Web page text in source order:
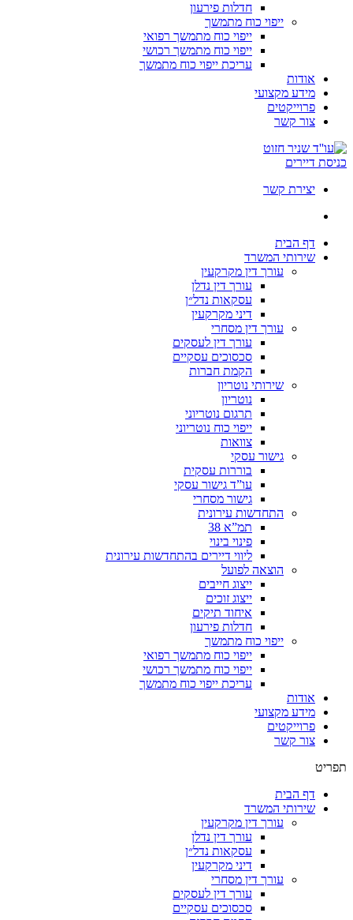
חדלות פירעון
ייפוי כוח מתמשך
ייפוי כוח מתמשך רפואי
ייפוי כוח מתמשך רכושי
עריכת ייפוי כוח מתמשך
אודות
מידע מקצועי
פרוייקטים
צור קשר
כניסת דיירים
יצירת קשר
דף הבית
שירותי המשרד
עורך דין מקרקעין
עורך דין נדלן
עסקאות נדל״ן
דיני מקרקעין
עורך דין מסחרי
עורך דין לעסקים
סכסוכים עסקיים
הקמת חברות
שירותי נוטריון
נוטריון
תרגום נוטריוני
ייפוי כוח נוטריוני
צוואות
גישור עסקי
בוררות עסקית
עו”ד גישור עסקי
גישור מסחרי
התחדשות עירונית
תמ”א 38
פינוי בינוי
ליווי דיירים בהתחדשות עירונית
הוצאה לפועל
ייצוג חייבים
ייצוג זוכים
איחוד תיקים
חדלות פירעון
ייפוי כוח מתמשך
ייפוי כוח מתמשך רפואי
ייפוי כוח מתמשך רכושי
עריכת ייפוי כוח מתמשך
אודות
מידע מקצועי
פרוייקטים
צור קשר
תפריט
דף הבית
שירותי המשרד
עורך דין מקרקעין
עורך דין נדלן
עסקאות נדל״ן
דיני מקרקעין
עורך דין מסחרי
עורך דין לעסקים
סכסוכים עסקיים